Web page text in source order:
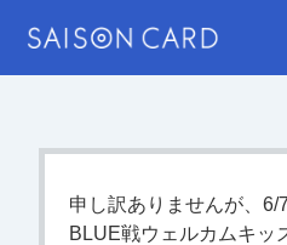
申し訳ありませんが、
BLUE戦ウェルカムキッ